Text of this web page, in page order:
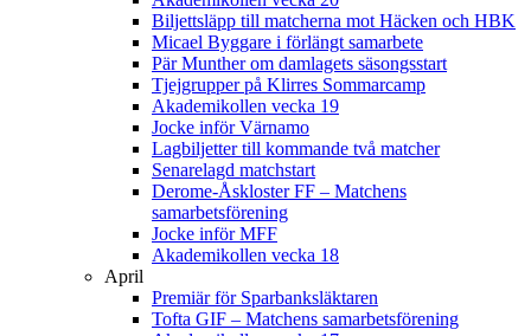
Biljettsläpp till matcherna mot Häcken och HBK
Micael Byggare i förlängt samarbete
Pär Munther om damlagets säsongsstart
Tjejgrupper på Klirres Sommarcamp
Akademikollen vecka 19
Jocke inför Värnamo
Lagbiljetter till kommande två matcher
Senarelagd matchstart
Derome-Åskloster FF – Matchens
samarbetsförening
Jocke inför MFF
Akademikollen vecka 18
April
Premiär för Sparbanksläktaren
Tofta GIF – Matchens samarbetsförening